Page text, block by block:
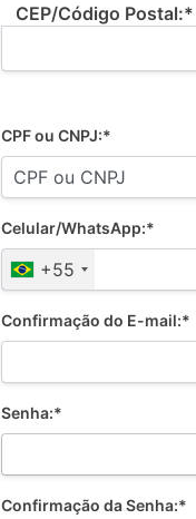
CEP/Código Postal:*
CPF ou CNPJ:*
Celular/WhatsApp:*
+55
Confirmação do E-mail:*
Senha:*
Confirmação da Senha:*